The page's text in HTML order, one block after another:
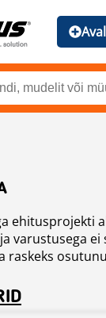
ehitusprojekti
varustusega ei
raskeks
ja palju
müüjad ja
kus
tootmisaasta,